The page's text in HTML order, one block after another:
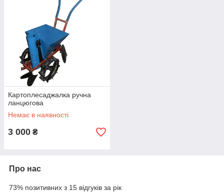
Картоплесаджалка ручна
ланцюгова
Немає в наявності
3 000 ₴
Про нас
73% позитивних з 15 відгуків за рік